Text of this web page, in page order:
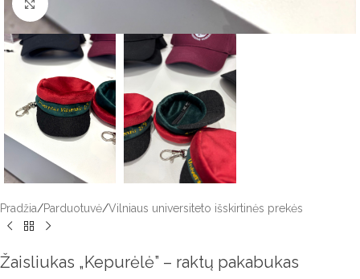
Click to enlarge
Pradžia/Parduotuvė/Vilniaus universiteto išskirtinės prekės
Žaisliukas „Kepurėlė” – raktų pakabukas